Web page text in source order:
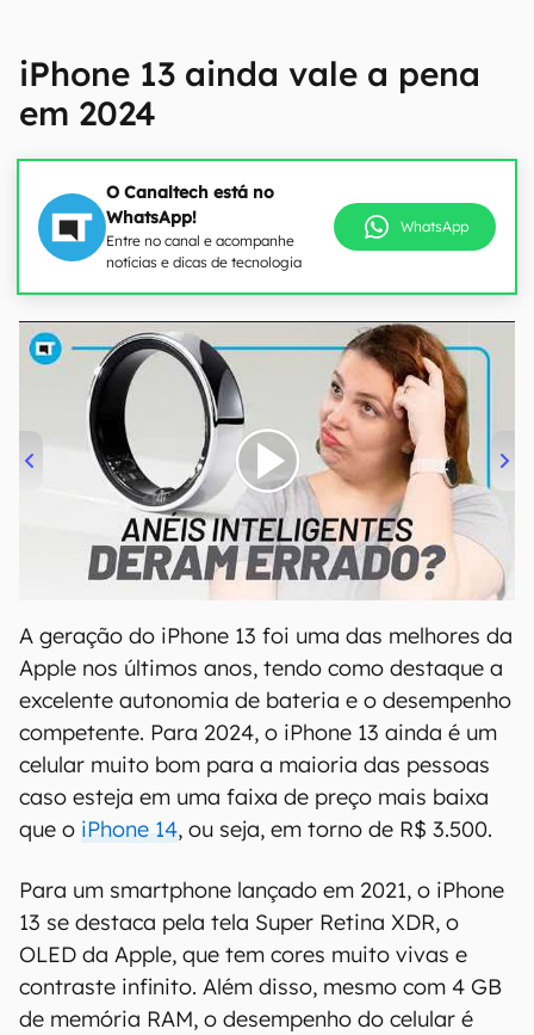
iPhone 13 ainda vale a pena
em 2024
O Canaltech está no
WhatsApp!
Entre no canal e acompanhe
notícias e dicas de tecnologia
WhatsApp
00:00/21:11
A geração do iPhone 13 foi uma das melhores da
Apple nos últimos anos, tendo como destaque a
excelente autonomia de bateria e o desempenho
competente. Para 2024, o iPhone 13 ainda é um
celular muito bom para a maioria das pessoas
caso esteja em uma faixa de preço mais baixa
que o iPhone 14, ou seja, em torno de R$ 3.500.
Para um smartphone lançado em 2021, o iPhone
13 se destaca pela tela Super Retina XDR, o
OLED da Apple, que tem cores muito vivas e
contraste infinito. Além disso, mesmo com 4 GB
de memória RAM, o desempenho do celular é